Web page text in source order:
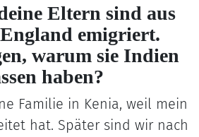
Eltern sind aus
emigriert.
warum sie Indien
haben?
Familie in Kenia, weil mein
hat. Später sind wir nach